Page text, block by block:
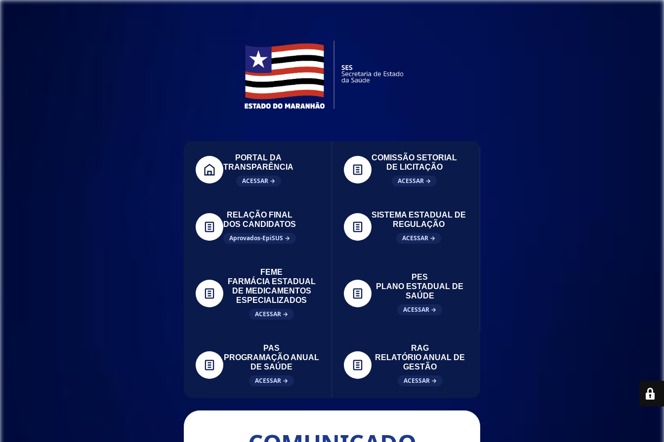
PORTAL DA
TRANSPARÊNCIA
ACESSAR →
COMISSÃO SETORIAL
DE LICITAÇÃO
ACESSAR →
RELAÇÃO FINAL
DOS CANDIDATOS
Aprovados-EpiSUS →
SISTEMA ESTADUAL DE
REGULAÇÃO
ACESSAR →
FEME
FARMÁCIA ESTADUAL
DE MEDICAMENTOS
ESPECIALIZADOS
ACESSAR →
PES
PLANO ESTADUAL DE
SAÚDE
ACESSAR →
PAS
PROGRAMAÇÃO ANUAL
DE SAÚDE
ACESSAR →
RAG
RELATÓRIO ANUAL DE
GESTÃO
ACESSAR →